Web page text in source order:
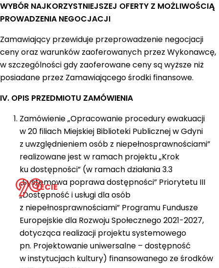
LECIE
WYBÓR NAJKORZYSTNIEJSZEJ OFERTY Z MOŻLIWOŚCIĄ
PROWADZENIA NEGOCJACJI
Zamawiający przewiduje przeprowadzenie negocjacji
ceny oraz warunków zaoferowanych przez Wykonawcę,
w szczególności gdy zaoferowane ceny są wyższe niż
posiadane przez Zamawiającego środki finansowe.
IV. OPIS PRZEDMIOTU ZAMÓWIENIA
Zamówienie „Opracowanie procedury ewakuacji
w 20 filiach Miejskiej Biblioteki Publicznej w Gdyni
z uwzględnieniem osób z niepełnosprawnościami”
realizowane jest w ramach projektu „Krok
ku dostępności” (w ramach działania 3.3
„Systemowa poprawa dostępności” Priorytetu III
„Dostępność i usługi dla osób
z niepełnosprawnościami” Programu Fundusze
Europejskie dla Rozwoju Społecznego 2021-2027,
dotycząca realizacji projektu systemowego
pn. Projektowanie uniwersalne – dostępność
w instytucjach kultury) finansowanego ze środków